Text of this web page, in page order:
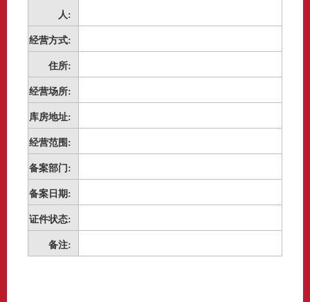
人:
经营方式:
住所:
经营场所:
库房地址:
经营范围:
备案部门:
备案日期:
证件状态:
备注: